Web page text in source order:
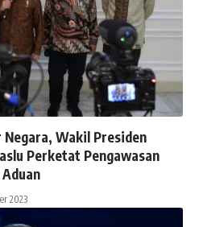
Wakil Presiden
Perketat Pengawasan
2023